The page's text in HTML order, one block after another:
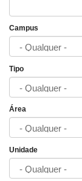
Campus
Tipo
Área
Unidade